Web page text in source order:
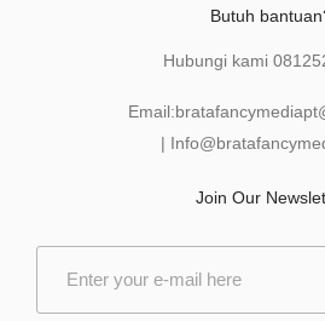
Butuh
Hubungi kami
Email:
|
Join Our